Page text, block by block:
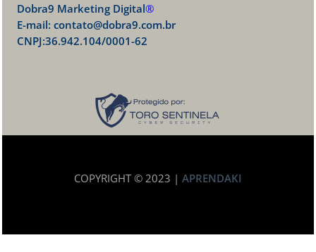
Dobra9 Marketing Digital®
E-mail: contato@dobra9.com.br
CNPJ:36.942.104/0001-62
COPYRIGHT © 2023 | APRENDAKI